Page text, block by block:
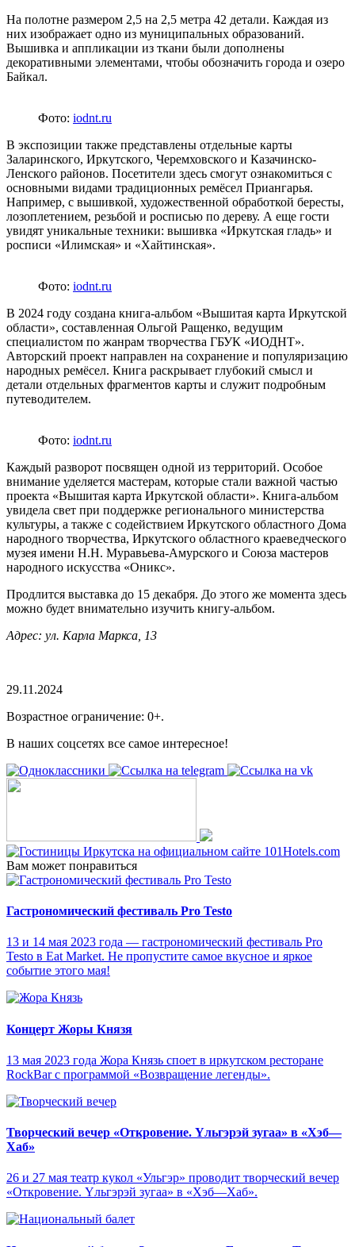
На полотне размером 2,5 на 2,5 метра 42 детали. Каждая из
них изображает одно из муниципальных образований.
Вышивка и аппликации из ткани были дополнены
декоративными элементами, чтобы обозначить города и озеро
Байкал.
Фото: iodnt.ru
В экспозиции также представлены отдельные карты
Заларинского, Иркутского, Черемховского и Казачинско-
Ленского районов. Посетители здесь смогут ознакомиться с
основными видами традиционных ремёсел Приангарья.
Например, с вышивкой, художественной обработкой бересты,
лозоплетением, резьбой и росписью по дереву. А еще гости
увидят уникальные техники: вышивка «Иркутская гладь» и
росписи «Илимская» и «Хайтинская».
Фото: iodnt.ru
В 2024 году создана книга-альбом «Вышитая карта Иркутской
области», составленная Ольгой Ращенко, ведущим
специалистом по жанрам творчества ГБУК «ИОДНТ».
Авторский проект направлен на сохранение и популяризацию
народных ремёсел. Книга раскрывает глубокий смысл и
детали отдельных фрагментов карты и служит подробным
путеводителем.
Фото: iodnt.ru
Каждый разворот посвящен одной из территорий. Особое
внимание уделяется мастерам, которые стали важной частью
проекта «Вышитая карта Иркутской области». Книга-альбом
увидела свет при поддержке регионального министерства
культуры, а также с содействием Иркутского областного Дома
народного творчества, Иркутского областного краеведческого
музея имени Н.Н. Муравьева-Амурского и Союза мастеров
народного искусства «Оникс».
Продлится выставка до 15 декабря. До этого же момента здесь
можно будет внимательно изучить книгу-альбом.
Адрес: ул. Карла Маркса, 13
29.11.2024
Возрастное ограничение: 0+.
В наших соцсетях все самое интересное!
Вам может понравиться
Гастрономический фестиваль Pro Testo
13 и 14 мая 2023 года — гастрономический фестиваль Pro
Testo в Eat Market. Не пропустите самое вкусное и яркое
событие этого мая!
Концерт Жоры Князя
13 мая 2023 года Жора Князь споет в иркутском ресторане
RockBar с программой «Возвращение легенды».
Творческий вечер «Откровение. Yльгэрэй зугаа» в «Хэб—
Хаб»
26 и 27 мая театр кукол «Ульгэр» проводит творческий вечер
«Откровение. Yльгэрэй зугаа» в «Хэб—Хаб».